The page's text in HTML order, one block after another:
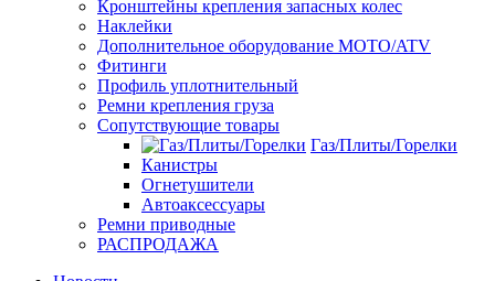
Кронштейны крепления запасных колес
Наклейки
Дополнительное оборудование MOTO/ATV
Фитинги
Профиль уплотнительный
Ремни крепления груза
Сопутствующие товары
Газ/Плиты/Горелки
Канистры
Огнетушители
Автоаксессуары
Ремни приводные
РАСПРОДАЖА